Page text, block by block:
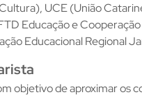
UCE (União
Educação e
Educacional Regional
objetivo de aproximar os